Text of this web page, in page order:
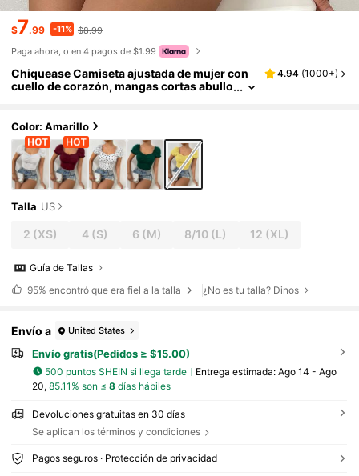
$7.99 -11% $8.99
Paga ahora, o en 4 pagos de $1.99
Chiquease Camiseta ajustada de mujer con
cuello de corazón, mangas cortas abullo
4.94 (1000+)
Color: Amarillo
Talla US
2 (XS) 4(S) 6 (M) 8/10 (L) 12 (XL)
Guía de Tallas
95% encontró que era fiel a la talla ¿No es tu talla? Dinos
Envío a United States
Envío gratis(Pedidos ≥ $15.00)
500 puntos SHEIN si llega tarde Entrega estimada: Ago 14 - Ago
20, 85.11% son ≤ 8días hábiles
Devoluciones gratuitas en 30 días
Se aplican los términos y condiciones
Pagos seguros · Protección de privacidad